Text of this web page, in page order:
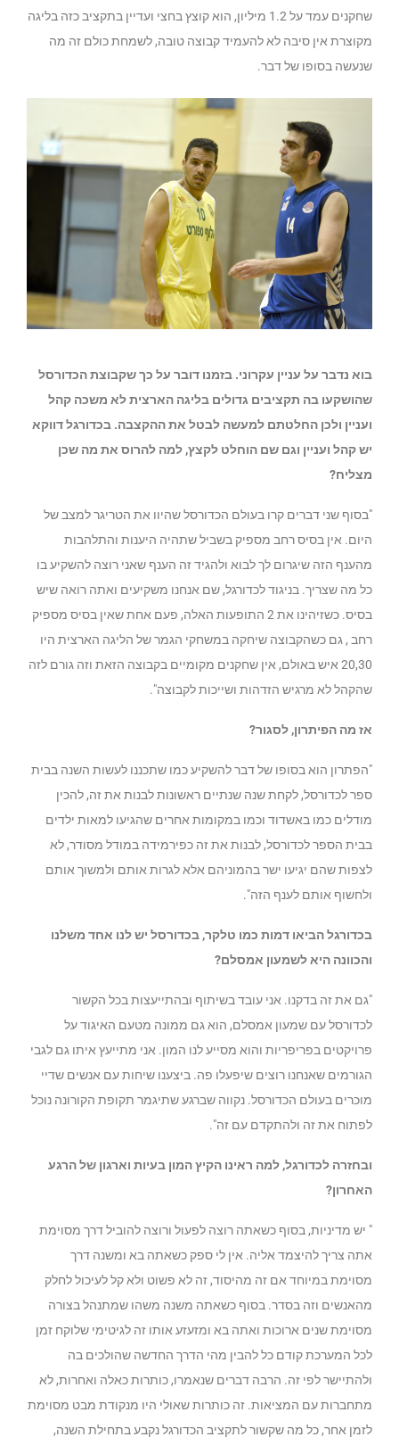
שחקנים עמד על 1.2 מיליון, הוא קוצץ בחצי ועדיין בתקציב כזה בליגה
מקוצרת אין סיבה לא להעמיד קבוצה טובה, לשמחת כולם זה מה
שנעשה בסופו של דבר.
בוא נדבר על עניין עקרוני. בזמנו דובר על כך שקבוצת הכדורסל
שהושקעו בה תקציבים גדולים בליגה הארצית לא משכה קהל
ועניין ולכן החלטתם למעשה לבטל את ההקצבה. בכדורגל דווקא
יש קהל ועניין וגם שם הוחלט לקצץ, למה להרוס את מה שכן
מצליח?
"בסוף שני דברים קרו בעולם הכדורסל שהיוו את הטריגר למצב של
היום. אין בסיס רחב מספיק בשביל שתהיה היענות והתלהבות
מהענף הזה שיגרום לך לבוא ולהגיד זה הענף שאני רוצה להשקיע בו
כל מה שצריך. בניגוד לכדורגל, שם אנחנו משקיעים ואתה רואה שיש
בסיס. כשזיהינו את 2 התופעות האלה, פעם אחת שאין בסיס מספיק
רחב , גם כשהקבוצה שיחקה במשחקי הגמר של הליגה הארצית היו
20,30 איש באולם, אין שחקנים מקומיים בקבוצה הזאת וזה גורם לזה
שהקהל לא מרגיש הזדהות ושייכות לקבוצה".
אז מה הפיתרון, לסגור?
"הפתרון הוא בסופו של דבר להשקיע כמו שתכננו לעשות השנה בבית
ספר לכדורסל, לקחת שנה שנתיים ראשונות לבנות את זה, להכין
מודלים כמו באשדוד וכמו במקומות אחרים שהגיעו למאות ילדים
בבית הספר לכדורסל, לבנות את זה כפירמידה במודל מסודר, לא
לצפות שהם יגיעו ישר בהמוניהם אלא לגרות אותם ולמשוך אותם
ולחשוף אותם לענף הזה".
בכדורגל הביאו דמות כמו טלקר, בכדורסל יש לנו אחד משלנו
והכוונה היא לשמעון אמסלם?
"גם את זה בדקנו. אני עובד בשיתוף ובהתייעצות בכל הקשור
לכדורסל עם שמעון אמסלם, הוא גם ממונה מטעם האיגוד על
פרויקטים בפריפריות והוא מסייע לנו המון. אני מתייעץ איתו גם לגבי
הגורמים שאנחנו רוצים שיפעלו פה. ביצענו שיחות עם אנשים שדיי
מוכרים בעולם הכדורסל. נקווה שברגע שתיגמר תקופת הקורונה נוכל
לפתוח את זה ולהתקדם עם זה".
ובחזרה לכדורגל, למה ראינו הקיץ המון בעיות וארגון של הרגע
האחרון?
" יש מדיניות, בסוף כשאתה רוצה לפעול ורוצה להוביל דרך מסוימת
אתה צריך להיצמד אליה. אין לי ספק כשאתה בא ומשנה דרך
מסוימת במיוחד אם זה מהיסוד, זה לא פשוט ולא קל לעיכול לחלק
מהאנשים וזה בסדר. בסוף כשאתה משנה משהו שמתנהל בצורה
מסוימת שנים ארוכות ואתה בא ומזעזע אותו זה לגיטימי שלוקח זמן
לכל המערכת קודם כל להבין מהי הדרך החדשה שהולכים בה
ולהתיישר לפי זה. הרבה דברים שנאמרו, כותרות כאלה ואחרות, לא
מתחברות עם המציאות. זה כותרות שאולי היו מנקודת מבט מסוימת
לזמן אחר, כל מה שקשור לתקציב הכדורגל נקבע בתחילת השנה,